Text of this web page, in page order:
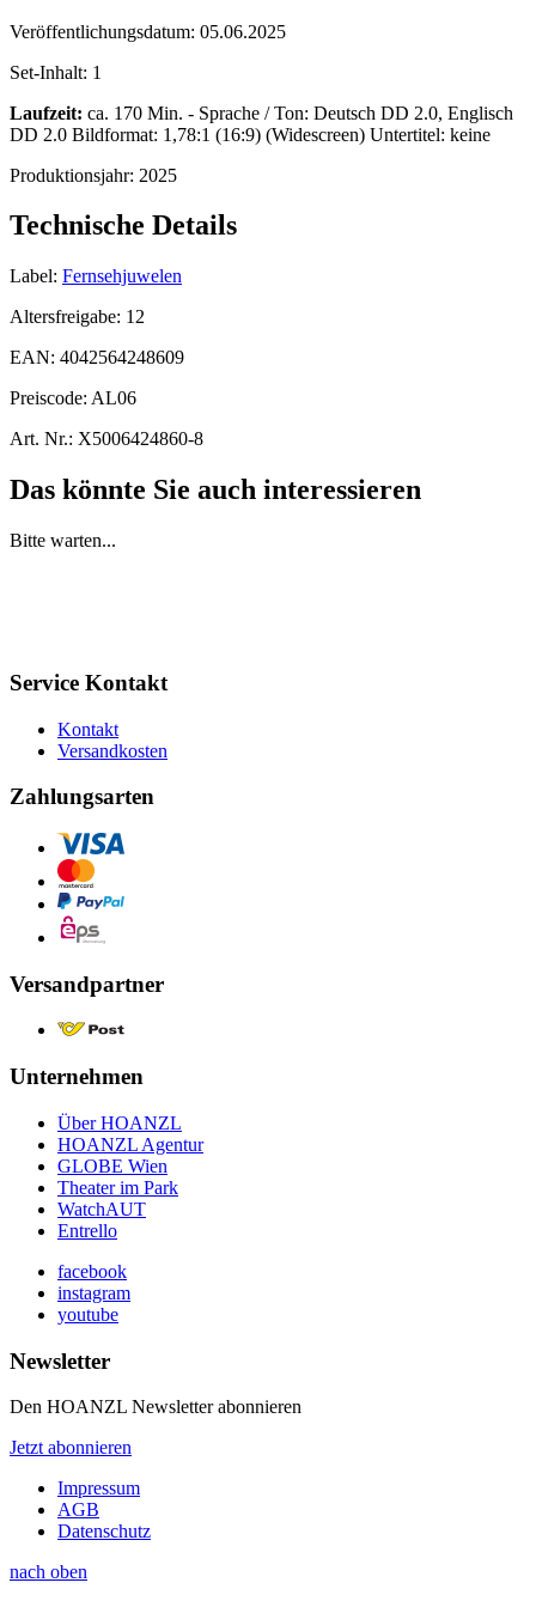
Veröffentlichungsdatum: 05.06.2025
Set-Inhalt: 1
Laufzeit: ca. 170 Min. - Sprache / Ton: Deutsch DD 2.0, Englisch
DD 2.0 Bildformat: 1,78:1 (16:9) (Widescreen) Untertitel: keine
Produktionsjahr: 2025
Technische Details
Label: Fernsehjuwelen
Altersfreigabe: 12
EAN: 4042564248609
Preiscode: AL06
Art. Nr.: X5006424860-8
Das könnte Sie auch interessieren
Bitte warten...
Service Kontakt
Kontakt
Versandkosten
Zahlungsarten
Versandpartner
Unternehmen
Über HOANZL
HOANZL Agentur
GLOBE Wien
Theater im Park
WatchAUT
Entrello
facebook
instagram
youtube
Newsletter
Den HOANZL Newsletter abonnieren
Jetzt abonnieren
Impressum
AGB
Datenschutz
nach oben